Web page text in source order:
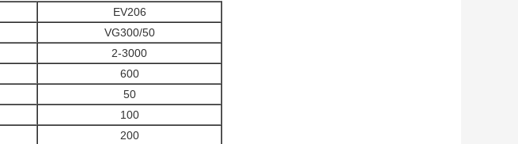
EV206
VG300/50
2-3000
600
50
100
200